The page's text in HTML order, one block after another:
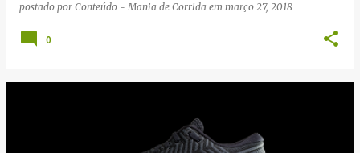
postado por Conteúdo - Mania de Corrida em março 27, 2018
0